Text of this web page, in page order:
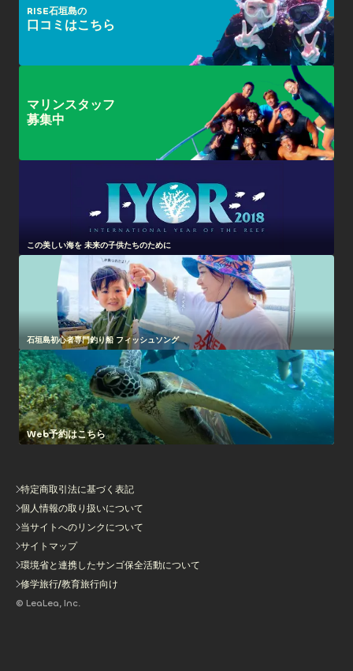
RISE石垣島の
口コミはこちら
マリンスタッフ
募集中
この美しい海を 未来の子供たちのために
石垣島初心者専門釣り船 フィッシュソング
Web予約はこちら
特定商取引法に基づく表記
個人情報の取り扱いについて
当サイトへのリンクについて
サイトマップ
環境省と連携したサンゴ保全活動について
修学旅行/教育旅行向け
© LeaLea, Inc.